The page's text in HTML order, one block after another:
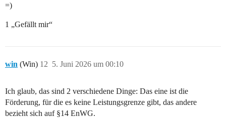
=)
1 „Gefällt mir“
win (Win) 5. Juni 2026 um 00:10
12
Ich glaub, das sind 2 verschiedene Dinge: Das eine ist die
Förderung, für die es keine Leistungsgrenze gibt, das andere
bezieht sich auf §14 EnWG.